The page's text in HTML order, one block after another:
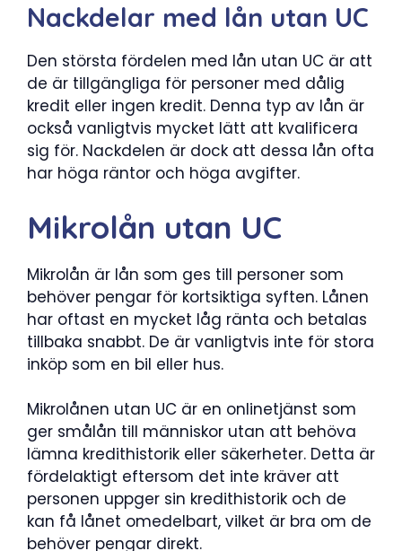
Nackdelar med lån utan UC
Den största fördelen med lån utan UC är att
de är tillgängliga för personer med dålig
kredit eller ingen kredit. Denna typ av lån är
också vanligtvis mycket lätt att kvalificera
sig för. Nackdelen är dock att dessa lån ofta
har höga räntor och höga avgifter.
Mikrolån utan UC
Mikrolån är lån som ges till personer som
behöver pengar för kortsiktiga syften. Lånen
har oftast en mycket låg ränta och betalas
tillbaka snabbt. De är vanligtvis inte för stora
inköp som en bil eller hus.
Mikrolånen utan UC är en onlinetjänst som
ger smålån till människor utan att behöva
lämna kredithistorik eller säkerheter. Detta är
fördelaktigt eftersom det inte kräver att
personen uppger sin kredithistorik och de
kan få lånet omedelbart, vilket är bra om de
behöver pengar direkt.